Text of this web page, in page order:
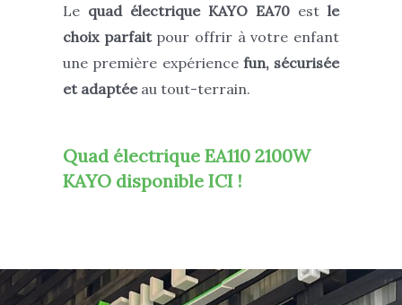
Le quad électrique KAYO EA70 est le
choix parfaitpour offrir à votre enfant
une première expérience fun, sécurisée
et adaptéeau tout-terrain.
Quad électrique EA110 2100W
KAYO disponible ICI !